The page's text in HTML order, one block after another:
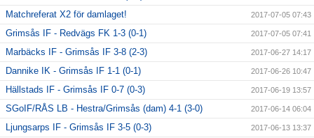
Matchreferat X2 för damlaget! 2017-07-05 07:43
Grimsås IF - Redvägs FK 1-3 (0-1) 2017-07-05 07:41
Marbäcks IF - Grimsås IF 3-8 (2-3) 2017-06-27 14:17
Dannike IK - Grimsås IF 1-1 (0-1) 2017-06-26 10:47
Hällstads IF - Grimsås IF 0-7 (0-3) 2017-06-19 13:57
SGoIF/RÅS LB - Hestra/Grimsås (dam) 4-1 (3-0) 2017-06-14 06:04
Ljungsarps IF - Grimsås IF 3-5 (0-3) 2017-06-13 13:37